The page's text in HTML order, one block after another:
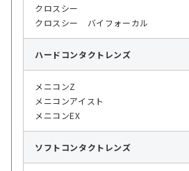
クロスシー
クロスシー バイフォーカル
ハード コンタクトレンズ
メニコンZ
メニコンアイスト
メニコンEX
ソフト コンタクトレンズ